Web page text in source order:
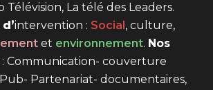
Télévision, La télé des Leaders.
d’intervention : Social , culture,
et environnement. Nos
Communication- couverture
Partenariat- documentaires,